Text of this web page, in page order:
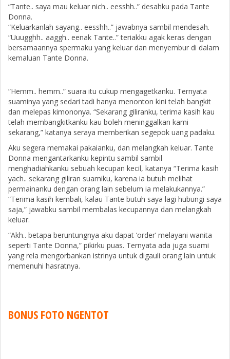
“Tante.. saya mau keluar nich.. eesshh..” desahku pada Tante
Donna.
“Keluarkanlah sayang.. eesshh..” jawabnya sambil mendesah.
“Uuugghh.. aaggh.. eenak Tante..” teriakku agak keras dengan
bersamaannya spermaku yang keluar dan menyembur di dalam
kemaluan Tante Donna.
“Hemm.. hemm..” suara itu cukup mengagetkanku. Ternyata
suaminya yang sedari tadi hanya menonton kini telah bangkit
dan melepas kimononya. “Sekarang giliranku, terima kasih kau
telah membangkitkanku kau boleh meninggalkan kami
sekarang,” katanya seraya memberikan segepok uang padaku.
Aku segera memakai pakaianku, dan melangkah keluar. Tante
Donna mengantarkanku kepintu sambil sambil
menghadiahkanku sebuah kecupan kecil, katanya “Terima kasih
yach.. sekarang giliran suamiku, karena ia butuh melihat
permainanku dengan orang lain sebelum ia melakukannya.”
“Terima kasih kembali, kalau Tante butuh saya lagi hubungi saya
saja,” jawabku sambil membalas kecupannya dan melangkah
keluar.
“Akh.. betapa beruntungnya aku dapat ‘order’ melayani wanita
seperti Tante Donna,” pikirku puas. Ternyata ada juga suami
yang rela mengorbankan istrinya untuk digauli orang lain untuk
memenuhi hasratnya.
BONUS FOTO NGENTOT